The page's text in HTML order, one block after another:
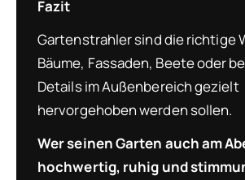
Fazit
Gartenstrahler sind die richtige
Bäume, Fassaden, Beete oder
Details im Außenbereich gezielt
hervorgehoben werden sollen.
Wer seinen Garten auch am
hochwertig, ruhig und